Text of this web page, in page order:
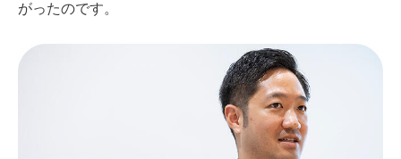
がったのです。